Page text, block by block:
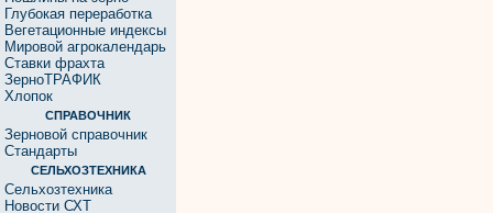
Глубокая переработка
Вегетационные индексы
Мировой агрокалендарь
Ставки фрахта
ЗерноТРАФИК
Хлопок
СПРАВОЧНИК
Зерновой справочник
Стандарты
СЕЛЬХОЗТЕХНИКА
Сельхозтехника
Новости СХТ